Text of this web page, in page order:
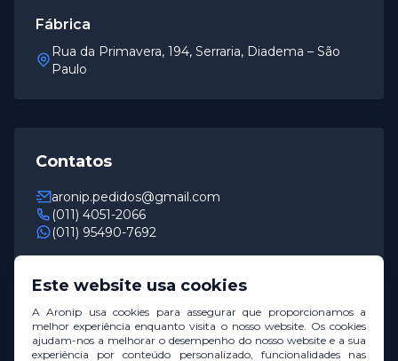
Este website usa cookies
A Aronip usa cookies para assegurar que proporcionamos a
melhor experiência enquanto visita o nosso website. Os cookies
ajudam-nos a melhorar o desempenho do nosso website e a sua
experiência por conteúdo personalizado, funcionalidades nas
Fábrica
Rua da Primavera, 194, Serraria, Diadema – São
Paulo
Contatos
aronip.pedidos@gmail.com
(011) 4051-2066
(011) 95490-7692
Horário de Funcionamento
De segunda a sexta das 8h às 18h